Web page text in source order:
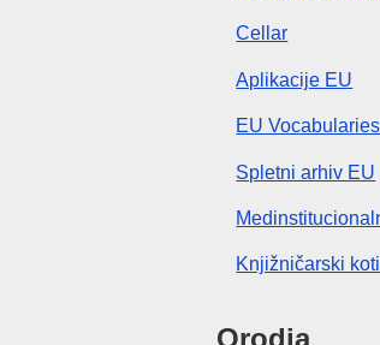
Cellar
Aplikacije EU
EU Vocabularies
Spletni arhiv EU
Knjižničarski